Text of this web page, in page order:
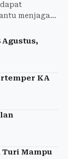
menjaga
Agustus,
KA
Turi Mampu